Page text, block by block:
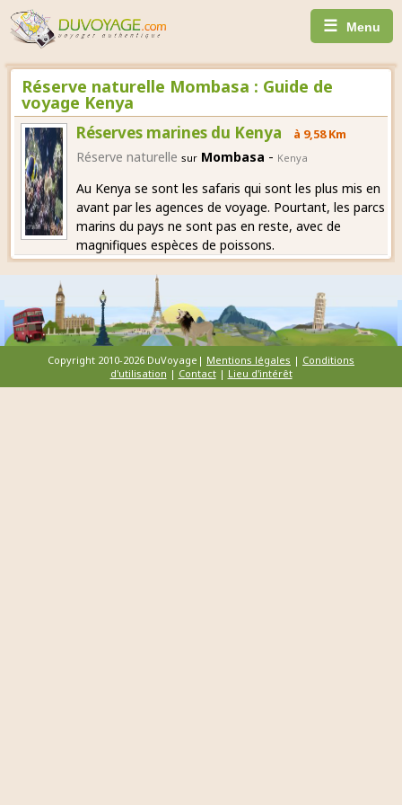
☰ Menu
Réserve naturelle Mombasa : Guide de
voyage Kenya
Réserves marines du Kenya à 9,58 Km
Réserve naturelle sur Mombasa - Kenya
Au Kenya se sont les safaris qui sont les plus mis en
avant par les agences de voyage. Pourtant, les parcs
marins du pays ne sont pas en reste, avec de
magnifiques espèces de poissons.
Copyright 2010-2026 DuVoyage| Mentions légales | Conditions
d'utilisation | Contact| Lieu d'intérêt